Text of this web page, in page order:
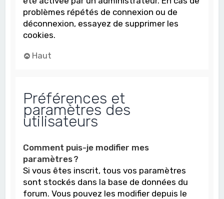
problèmes répétés de connexion ou de
déconnexion, essayez de supprimer les
cookies.
Haut
Préférences et
paramètres des
utilisateurs
Comment puis-je modifier mes
paramètres ?
Si vous êtes inscrit, tous vos paramètres
sont stockés dans la base de données du
forum. Vous pouvez les modifier depuis le